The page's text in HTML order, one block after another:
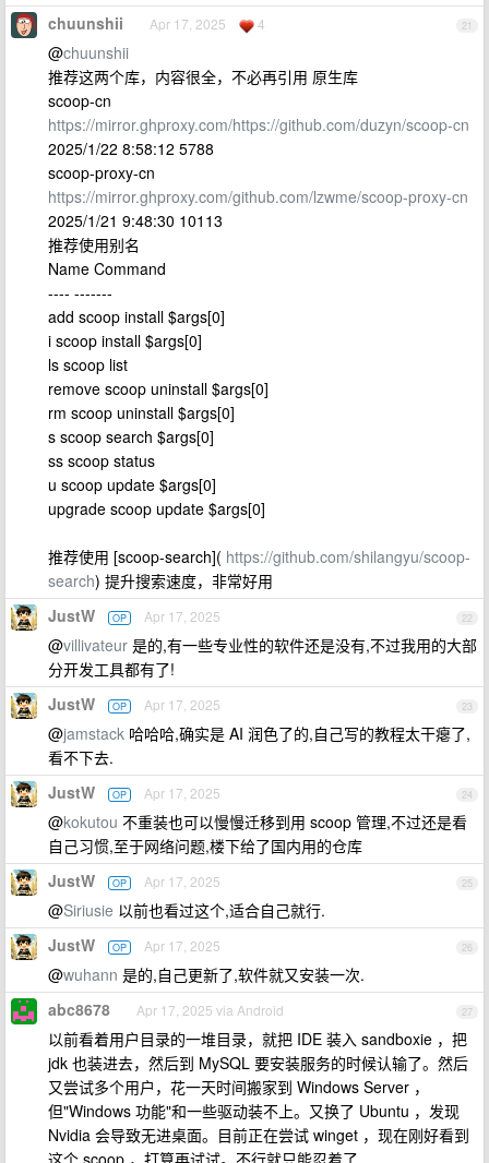
21
chuunshii Apr 17, 2025 4
@chuunshii
推荐这两个库，内容很全，不必再引用 原生库
scoop-cn
https://mirror.ghproxy.com/https://github.com/duzyn/scoop-cn
2025/1/22 8:58:12 5788
scoop-proxy-cn
https://mirror.ghproxy.com/github.com/lzwme/scoop-proxy-cn
2025/1/21 9:48:30 10113
推荐使用别名
Name Command
---- -------
add scoop install $args[0]
i scoop install $args[0]
ls scoop list
remove scoop uninstall $args[0]
rm scoop uninstall $args[0]
s scoop search $args[0]
ss scoop status
u scoop update $args[0]
upgrade scoop update $args[0]
推荐使用 [scoop-search]( https://github.com/shilangyu/scoop-
search) 提升搜索速度，非常好用
22
JustW OP Apr 17, 2025
@villivateur 是的,有一些专业性的软件还是没有,不过我用的大部
分开发工具都有了!
23
JustW OP Apr 17, 2025
@jamstack 哈哈哈,确实是 AI 润色了的,自己写的教程太干瘪了,
看不下去.
24
JustW OP Apr 17, 2025
@kokutou 不重装也可以慢慢迁移到用 scoop 管理,不过还是看
自己习惯,至于网络问题,楼下给了国内用的仓库
25
JustW OP Apr 17, 2025
@Siriusie 以前也看过这个,适合自己就行.
26
JustW OP Apr 17, 2025
@wuhann 是的,自己更新了,软件就又安装一次.
27
abc8678 Apr 17, 2025 via Android
以前看着用户目录的一堆目录，就把 IDE 装入 sandboxie ，把
jdk 也装进去，然后到 MySQL 要安装服务的时候认输了。然后
又尝试多个用户，花一天时间搬家到 Windows Server ，
但"Windows 功能"和一些驱动装不上。又换了 Ubuntu ，发现
Nvidia 会导致无进桌面。目前正在尝试 winget ，现在刚好看到
这个 scoop ，打算再试试。不行就只能忍着了